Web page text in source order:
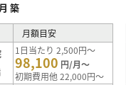
築
月額目安
1日当たり 2,500円～
98,100 円/月～
初期費用他 22,000円～